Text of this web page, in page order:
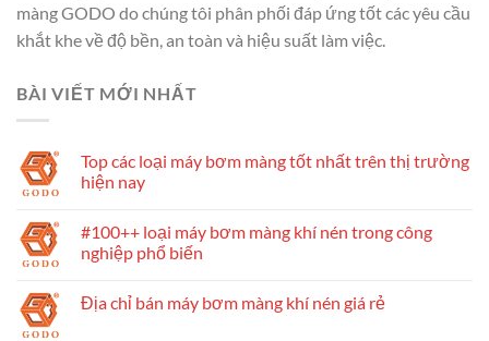
màng GODO do chúng tôi phân phối đáp ứng tốt các yêu cầu
khắt khe về độ bền, an toàn và hiệu suất làm việc.
BÀI VIẾT MỚI NHẤT
Top các loại máy bơm màng tốt nhất trên thị trường
hiện nay
#100++ loại máy bơm màng khí nén trong công
nghiệp phổ biến
Địa chỉ bán máy bơm màng khí nén giá rẻ